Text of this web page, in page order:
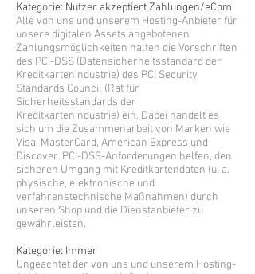
Kategorie: Nutzer akzeptiert Zahlungen/eCom
Alle von uns und unserem Hosting-Anbieter für
unsere digitalen Assets angebotenen
Zahlungsmöglichkeiten halten die Vorschriften
des PCI-DSS (Datensicherheitsstandard der
Kreditkartenindustrie) des PCI Security
Standards Council (Rat für
Sicherheitsstandards der
Kreditkartenindustrie) ein. Dabei handelt es
sich um die Zusammenarbeit von Marken wie
Visa, MasterCard, American Express und
Discover. PCI-DSS-Anforderungen helfen, den
sicheren Umgang mit Kreditkartendaten (u. a.
physische, elektronische und
verfahrenstechnische Maßnahmen) durch
unseren Shop und die Dienstanbieter zu
gewährleisten.
Kategorie: Immer
Ungeachtet der von uns und unserem Hosting-